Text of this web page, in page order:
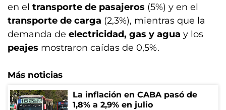
en el transporte de pasajeros (5%) y en el
transporte de carga (2,3%), mientras que la
demanda de electricidad, gas y agua y los
peajes mostraron caídas de 0,5%.
Más noticias
La inflación en CABA pasó de
1,8% a 2,9% en julio